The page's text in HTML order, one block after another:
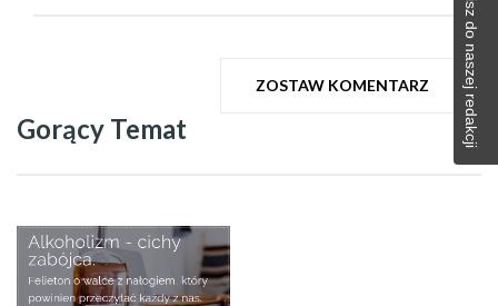
ZOSTAW KOMENTARZ
Gorący Temat Napisz do naszej redakcji